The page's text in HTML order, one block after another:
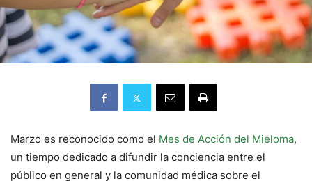
Marzo es reconocido como el Mes de Acción del Mieloma,
un tiempo dedicado a difundir la conciencia entre el
público en general y la comunidad médica sobre el